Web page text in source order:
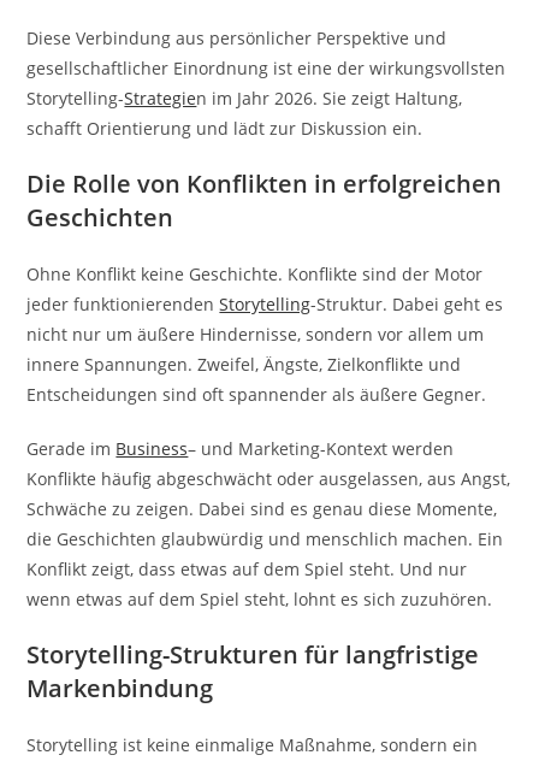
Diese Verbindung aus persönlicher Perspektive und
gesellschaftlicher Einordnung ist eine der wirkungsvollsten
Storytelling-Strategien im Jahr 2026. Sie zeigt Haltung,
schafft Orientierung und lädt zur Diskussion ein.
Die Rolle von Konflikten in erfolgreichen
Geschichten
Ohne Konflikt keine Geschichte. Konflikte sind der Motor
jeder funktionierendenStorytelling-Struktur. Dabei geht es
nicht nur um äußere Hindernisse, sondern vor allem um
innere Spannungen. Zweifel, Ängste, Zielkonflikte und
Entscheidungen sind oft spannender als äußere Gegner.
Gerade im Business– und Marketing-Kontext werden
Konflikte häufig abgeschwächt oder ausgelassen, aus Angst,
Schwäche zu zeigen. Dabei sind es genau diese Momente,
die Geschichten glaubwürdig und menschlich machen. Ein
Konflikt zeigt, dass etwas auf dem Spiel steht. Und nur
wenn etwas auf dem Spiel steht, lohnt es sich zuzuhören.
Storytelling-Strukturen für langfristige
Markenbindung
Storytelling ist keine einmalige Maßnahme, sondern ein